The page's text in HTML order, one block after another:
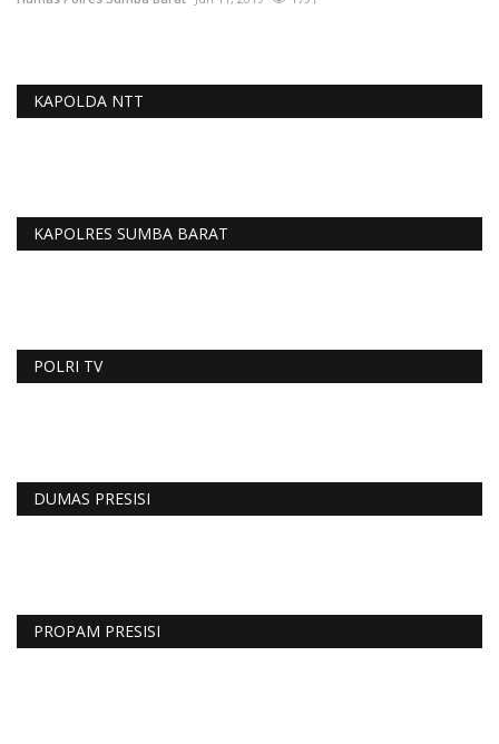
KAPOLDA NTT
KAPOLRES SUMBA BARAT
POLRI TV
DUMAS PRESISI
PROPAM PRESISI